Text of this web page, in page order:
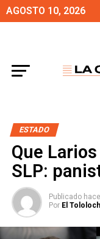
AGOSTO 10, 2026
ESTADO
Que
SLP:
Publicado hace
Por El